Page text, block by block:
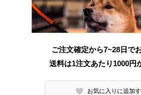
ご注文確定から7~28日で
送料は1注文あたり 1000円
お気に入りに追加